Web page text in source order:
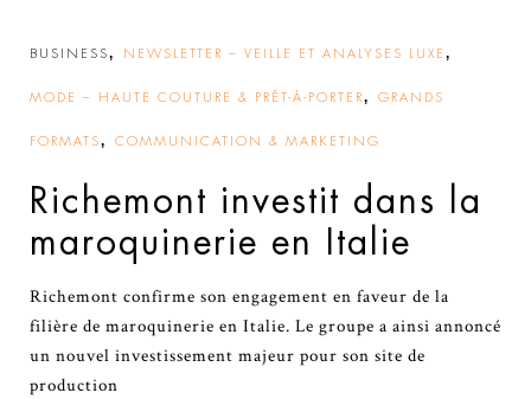
BUSINESS, NEWSLETTER – VEILLE ET ANALYSES LUXE ,
MODE – HAUTE COUTURE & PRÊT-À-PORTER, GRANDS
FORMATS, COMMUNICATION & MARKETING
Richemont investit dans la
maroquinerie en Italie
Richemont confirme son engagement en faveur de la
filière de maroquinerie en Italie. Le groupe a ainsi annoncé
un nouvel investissement majeur pour son site de
production